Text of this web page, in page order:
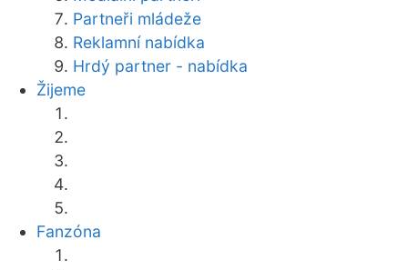
Partneři mládeže
Reklamní nabídka
Hrdý partner - nabídka
Žijeme
Fanzóna